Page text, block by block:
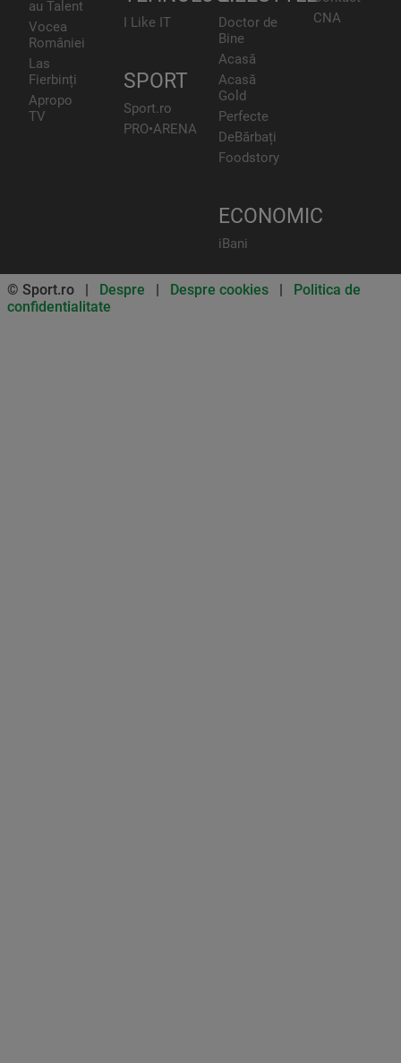
au Talent
Vocea
României
Las
Fierbinți
Apropo
TV
I Like IT
SPORT
Sport.ro
PRO•ARENA
Doctor de
Bine
Acasă
Acasă
Gold
Perfecte
DeBărbați
Foodstory
ECONOMIC
iBani
CNA
© Sport.ro | Despre | Despre cookies | Politica de
confidentialitate